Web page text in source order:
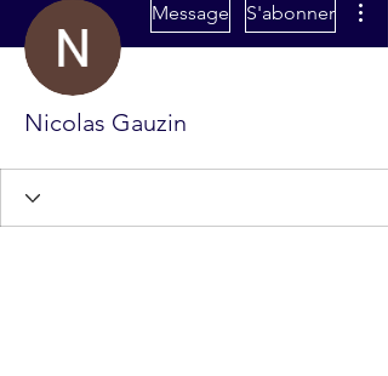
Message S'abonner
Nicolas Gauzin